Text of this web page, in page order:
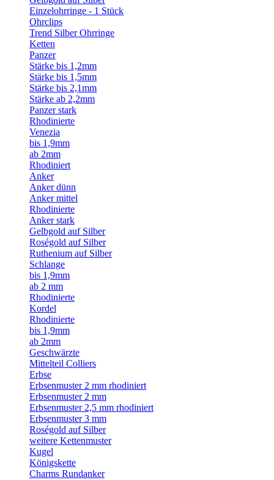
Einzelohrringe - 1 Stück
Ohrclips
Trend Silber Ohrringe
Ketten
Panzer
Stärke bis 1,2mm
Stärke bis 1,5mm
Stärke bis 2,1mm
Stärke ab 2,2mm
Panzer stark
Rhodinierte
Venezia
bis 1,9mm
ab 2mm
Rhodiniert
Anker
Anker dünn
Anker mittel
Rhodinierte
Anker stark
Gelbgold auf Silber
Roségold auf Silber
Ruthenium auf Silber
Schlange
bis 1,9mm
ab 2 mm
Rhodinierte
Kordel
Rhodinierte
bis 1,9mm
ab 2mm
Geschwärzte
Mittelteil Colliers
Erbse
Erbsenmuster 2 mm rhodiniert
Erbsenmuster 2 mm
Erbsenmuster 2,5 mm rhodiniert
Erbsenmuster 3 mm
Roségold auf Silber
weitere Kettenmuster
Kugel
Königskette
Charms Rundanker